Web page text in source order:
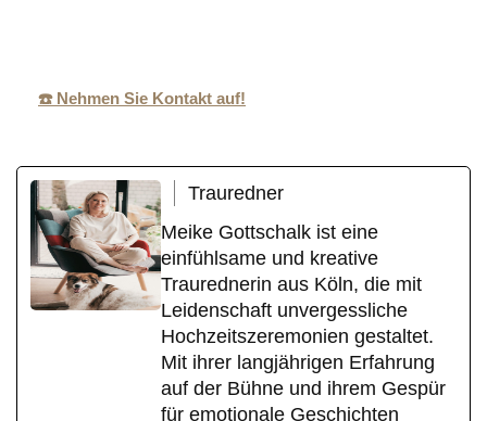
☎️ Nehmen Sie Kontakt auf!
Trauredner
Meike Gottschalk ist eine
einfühlsame und kreative
Traurednerin aus Köln, die mit
Leidenschaft unvergessliche
Hochzeitszeremonien gestaltet.
Mit ihrer langjährigen Erfahrung
auf der Bühne und ihrem Gespür
für emotionale Geschichten